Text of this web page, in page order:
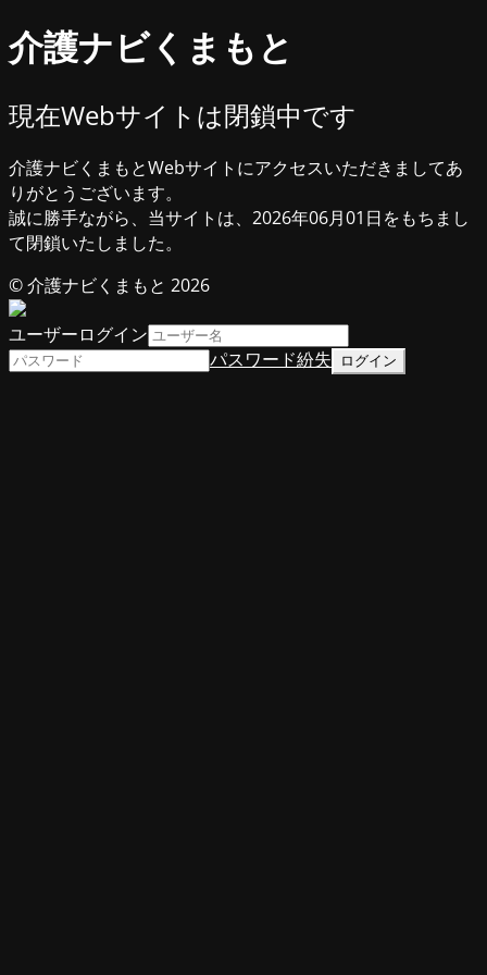
介護ナビくまもと
現在Webサイトは閉鎖中です
介護ナビくまもとWebサイトにアクセスいただきましてあ
りがとうございます。
誠に勝手ながら、当サイトは、2026年06月01日をもちまし
て閉鎖いたしました。
© 介護ナビくまもと 2026
ユーザーログイン
パスワード紛失